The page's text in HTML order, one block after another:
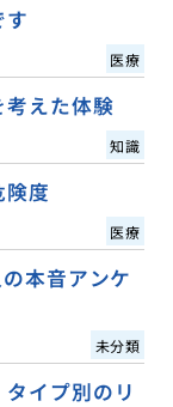
す
医療
考えた体験
知識
度
医療
本音アンケ
未分類
イプ別のリ